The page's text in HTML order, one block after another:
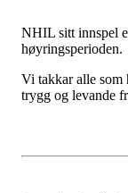
NHIL sitt innspel
høyringsperioden.
Vi takkar alle som
trygg og levande